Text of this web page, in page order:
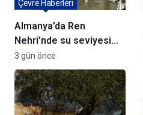
Almanya’da Ren
Nehri’nde su seviyesi
tarihi düşüşte
Çevre Haberleri
3 gün önce